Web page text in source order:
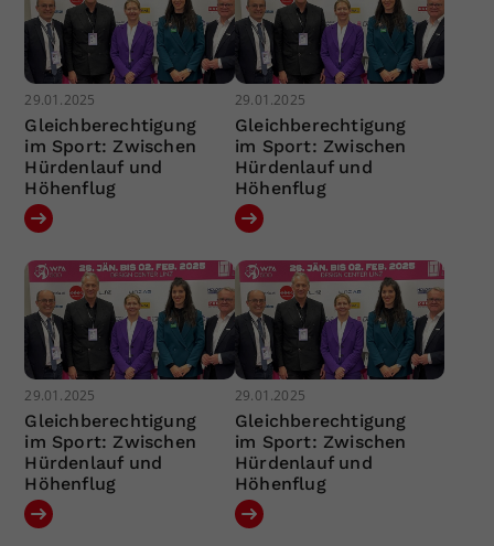
29.01.2025
Gleichberechtigung
im Sport: Zwischen
Hürdenlauf und
Höhenflug
29.01.2025
Gleichberechtigung
im Sport: Zwischen
Hürdenlauf und
Höhenflug
29.01.2025
Gleichberechtigung
im Sport: Zwischen
Hürdenlauf und
Höhenflug
29.01.2025
Gleichberechtigung
im Sport: Zwischen
Hürdenlauf und
Höhenflug